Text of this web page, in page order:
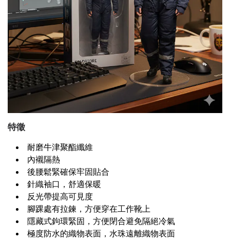
特徵
耐磨牛津聚酯纖維
內襯隔熱
後腰鬆緊確保牢固貼合
針織袖口，舒適保暖
反光帶提高可見度
腳踝處有拉鍊，方便穿在工作靴上
隱藏式鉤環緊固，方便閉合避免隔絕冷氣
極度防水的織物表面，水珠遠離織物表面